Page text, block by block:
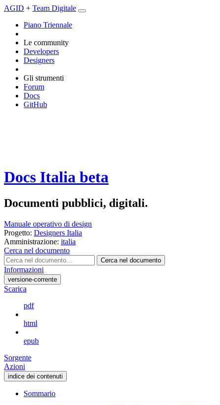
AGID + Team Digitale
Piano Triennale
Le community
Developers
Designers
Gli strumenti
Forum
Docs
GitHub
Docs Italia beta
Documenti pubblici, digitali.
Manuale operativo di design
Progetto: Designers Italia
Amministrazione: italia
Cerca nel documento
Cerca nel documento
Informazioni
versione-corrente
Scarica
pdf
html
epub
Sorgente
Azioni
indice dei contenuti
Sommario